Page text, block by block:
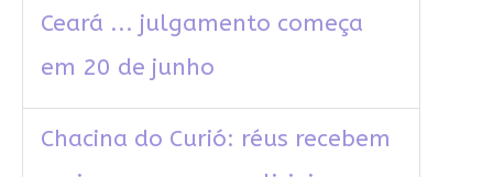
Ceará ... julgamento começa
em 20 de junho
Chacina do Curió: réus recebem